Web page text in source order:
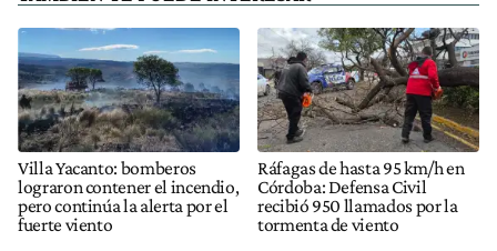
Villa Yacanto: bomberos
lograron contener el incendio,
pero continúa la alerta por el
fuerte viento
Ráfagas de hasta 95 km/h en
Córdoba: Defensa Civil
recibió 950 llamados por la
tormenta de viento